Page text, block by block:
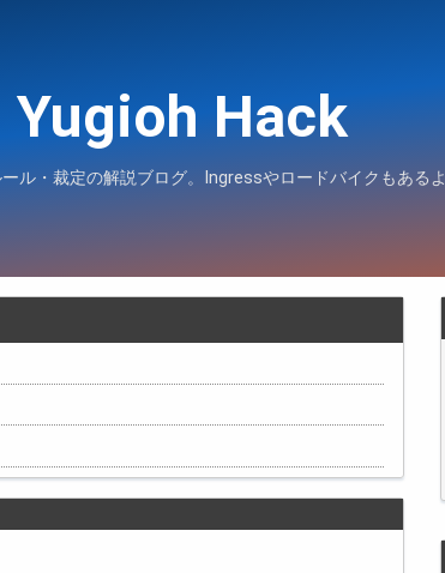
Yugioh Hack
ル・裁定の解説ブログ。Ingressやロードバイクもあるよ